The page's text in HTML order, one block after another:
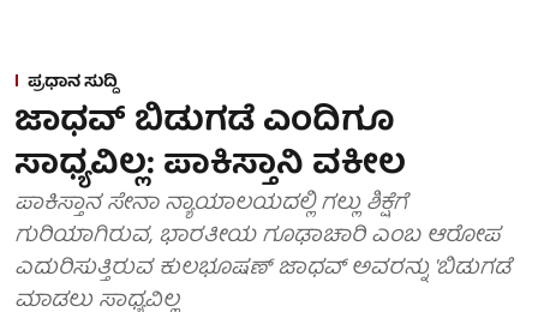
ಪ್ರಧಾನ ಸುದ್ದಿ
ಜಾಧವ್ ಬಿಡುಗಡೆ ಎಂದಿಗೂ
ಸಾಧ್ಯವಿಲ್ಲ: ಪಾಕಿಸ್ತಾನಿ ವಕೀಲ
ಪಾಕಿಸ್ತಾನ ಸೇನಾ ನ್ಯಾಯಾಲಯದಲ್ಲಿ ಗಲ್ಲು ಶಿಕ್ಷೆಗೆ
ಗುರಿಯಾಗಿರುವ, ಭಾರತೀಯ ಗೂಢಾಚಾರಿ ಎಂಬ ಆರೋಪ
ಎದುರಿಸುತ್ತಿರುವ ಕುಲಭೂಷಣ್ ಜಾಧವ್ ಅವರನ್ನು 'ಬಿಡುಗಡೆ
ಮಾಡಲು ಸಾಧ್ಯವಿಲ್ಲ